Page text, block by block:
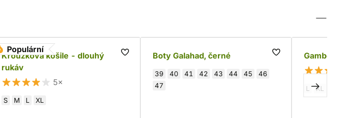
Populární
Kroužková košile - dlouhý
rukáv
5×
S M L XL
Boty Galahad, černé
39 40 41 42 43 44 45
46
47
L XL